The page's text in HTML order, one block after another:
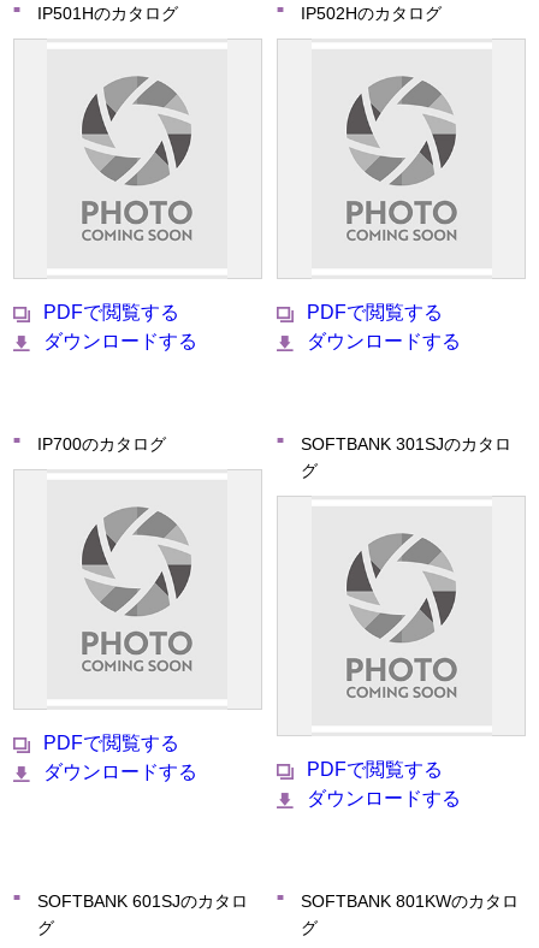
IP501Hのカタログ
PDFで閲覧する
ダウンロードする
IP502Hのカタログ
PDFで閲覧する
ダウンロードする
IP700のカタログ
PDFで閲覧する
ダウンロードする
SOFTBANK 301SJのカタロ
グ
PDFで閲覧する
ダウンロードする
SOFTBANK 601SJのカタロ
グ
SOFTBANK 801KWのカタロ
グ